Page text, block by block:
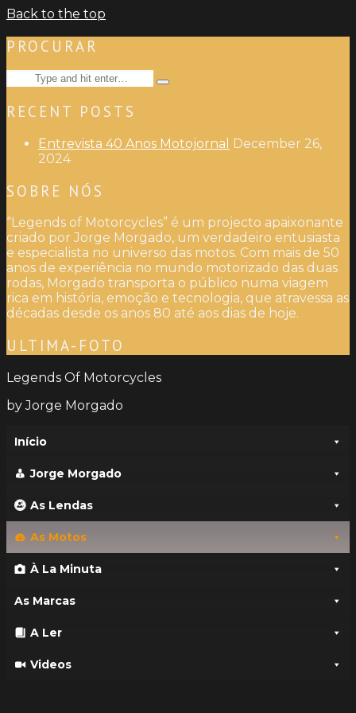
Back to the top
PROCURAR
Search
Type
RECENT POSTS
Entrevista 40 Anos Motojornal December 26,
2024
SOBRE NÓS
“Legends of Motorcycles” é um projecto apaixonante
criado por Jorge Morgado, um verdadeiro entusiasta
e especialista no universo das motos. Com mais de 50
anos de experiência no mundo motorizado das duas
rodas, Morgado transporta o público numa viagem
rica em história, emoção e tecnologia, que atravessa as
décadas desde os anos 80 até aos dias de hoje.
ULTIMA-FOTO
Legends Of Motorcycles
by Jorge Morgado
Início
Jorge Morgado
As Lendas
As Motos
À La Minuta
As Marcas
A Ler
Videos